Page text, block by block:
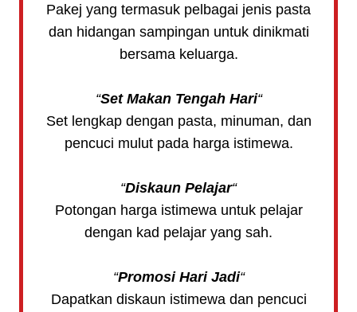
Pakej yang termasuk pelbagai jenis pasta
dan hidangan sampingan untuk dinikmati
bersama keluarga.
“Set Makan Tengah Hari“
Set lengkap dengan pasta, minuman, dan
pencuci mulut pada harga istimewa.
“Diskaun Pelajar“
Potongan harga istimewa untuk pelajar
dengan kad pelajar yang sah.
“Promosi Hari Jadi“
Dapatkan diskaun istimewa dan pencuci